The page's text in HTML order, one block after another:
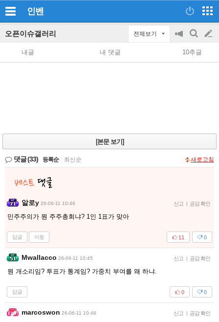
인벤
오픈이슈갤러리 전체보기
공
지
on/off
검
색
글
쓰
내글 내 댓글 10추글
[본문 보기]
댓글(33) 등록순 최신순 새로고침
알로y 26-06-11 10:46 신고 | 공감 확인
민주주의가 뭔 주주총회냐? 1인 1표가 맞아
답글 이동 0
11
Mwallacco 26-06-11 10:45 신고 | 공감 확인
뭔 개소리임? 투표가 통계임? 가중치 부여를 왜 하냐.
답글 0
0
marcoswon 26-06-11 10:46 신고 | 공감 확인